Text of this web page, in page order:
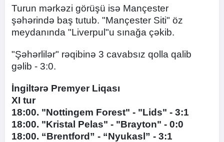
Turun mərkəzi görüşü isə Mançester
şəhərində baş tutub. "Mançester Siti" öz
meydanında "Liverpul"u sınağa çəkib.
"Şəhərlilər" rəqibinə 3 cavabsız qolla qalib
gəlib - 3:0.
İngiltərə Premyer Liqası
XI tur
18:00. "Nottingem Forest" - "Lids" - 3:1
18:00. "Kristal Pelas" - "Brayton" - 0:0
18:00. “Brentford” - “Nyukasl” - 3:1